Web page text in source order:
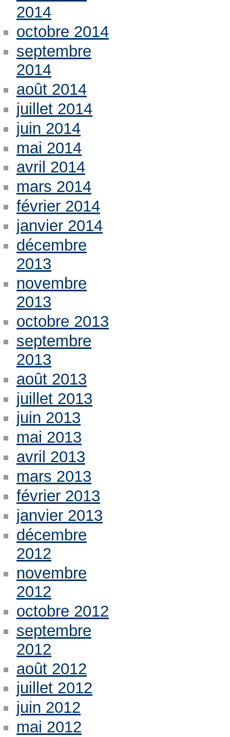
2014
octobre 2014
septembre
2014
août 2014
juillet 2014
juin 2014
mai 2014
avril 2014
mars 2014
février 2014
janvier 2014
décembre
2013
novembre
2013
octobre 2013
septembre
2013
août 2013
juillet 2013
juin 2013
mai 2013
avril 2013
mars 2013
février 2013
janvier 2013
décembre
2012
novembre
2012
octobre 2012
septembre
2012
août 2012
juillet 2012
juin 2012
mai 2012